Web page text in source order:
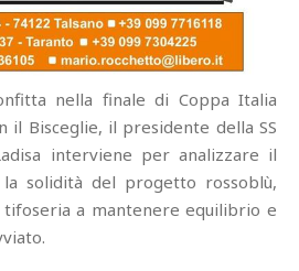
nella finale di Coppa Italia
il Bisceglie, il presidente della SS
interviene per analizzare il
solidità del progetto rossoblù,
a mantenere equilibrio e